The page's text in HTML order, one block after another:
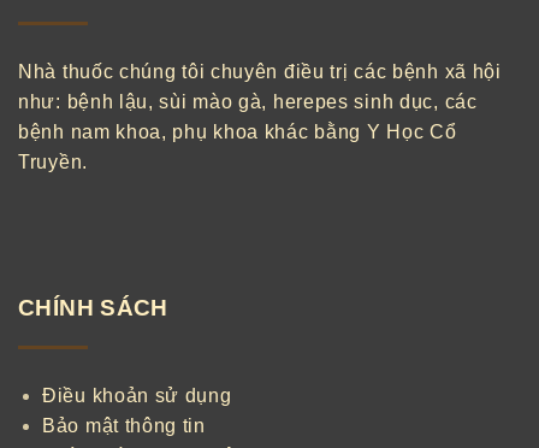
Nhà thuốc chúng tôi chuyên điều trị các bệnh xã hội
như: bệnh lậu, sùi mào gà, herepes sinh dục, các
bệnh nam khoa, phụ khoa khác bằng Y Học Cổ
Truyền.
CHÍNH SÁCH
Điều khoản sử dụng
Bảo mật thông tin